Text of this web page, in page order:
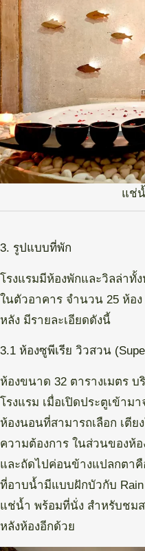
แช่
3. รูปแบบที่พัก
โรงแรมมีห้องพักและวิลล่าทั้
ในตัวอาคาร จำนวน 25 ห้อ
หลัง มีรายละเอียดดังนี้
3.1 ห้องซูพีเรีย วิวสวน
ห้องขนาด 32 ตารางเมตร
โรงแรม เมื่อเปิดประตูเข้าม
ห้องนอนที่สามารถเลือก เตีย
ความต้องการ ในส่วนของห้
และถัดไปค่อนข้างแปลกตา
ที่อาบน้ำมีแบบฝักบัวกับ Rain
แช่น้ำ พร้อมที่นั่ง สำหรับชม
หลังห้องอีกด้วย